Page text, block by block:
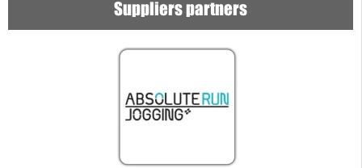
Suppliers partners